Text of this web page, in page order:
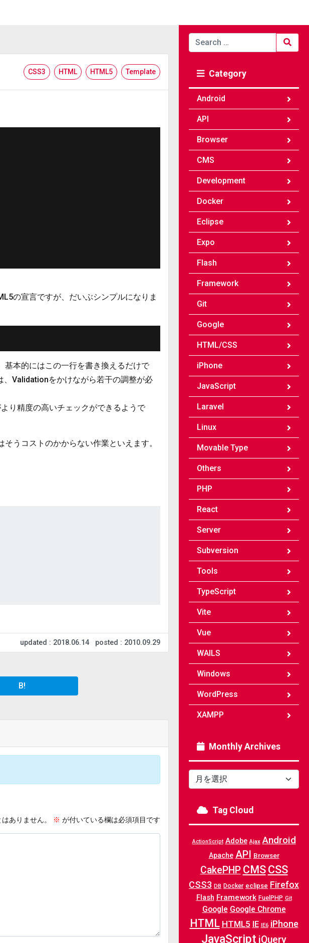
CSS3 HTML HTML5 Template
の宣言ですが、だいぶシンプルになりま
本的にはこの一行を書き換えるだけで
Validationをかけながら若干の調整が必
り精度の高いチェックができるようで
うコストのかからない作業といえます。
updated : 2018.06.14 posted : 2010.09.29
B!
ありません。 ※ が付いている欄は必須項目です
Search
for:
Category
Android
API
Browser
CMS
Development
Docker
Eclipse
Expo
Flash
Framework
Git
Google
HTML/CSS
iPhone
JavaScript
Laravel
Linux
Movable Type
Others
PHP
React
Server
Subversion
Tools
TypeScript
Vite
Vue
WAILS
Windows
WordPress
XAMPP
Monthly Archives
Archives
Tag Cloud
ActionScript Adobe Ajax Android
Apache API Browser
CakePHP CMS CSS
CSS3 DB Docker eclipse Firefox
Flash Framework FuelPHP Git
Google Google Chrome
HTML HTML5 IE IE6 iPhone
JavaScript jQuery